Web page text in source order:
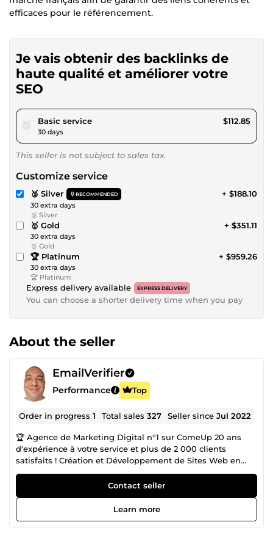
efficaces pour le référencement.
Je vais obtenir des backlinks de
haute qualité et améliorer votre
SEO
Basic servicepour $104.01
30 days
$112.85
This seller is not subject to sales tax.
Customize service
🥈 Silver RECOMMENDED
30 extra days
🥈 Silver
+ $188.10
🥇 Gold
30 extra days
🥇 Gold
+ $351.11
🏆 Platinum
30 extra days
🏆 Platinum
+ $959.26
Express delivery available EXPRESS DELIVERY
You can choose a shorter delivery time when you pay
About the seller
EmailVerifier
Performance Top
Order in progress1 Total sales327 Seller sinceJul 2022
🏆 Agence de Marketing Digital n°1 sur ComeUp 20 ans
d'expérience à votre service et plus de 2 000 clients
satisfaits ! Création et Développement de Sites Web en
CMS ou entièrement codés Sur-Mesure : ✅ Sites Carte de
Visites ✅ Sites Vitrines ✅ Sites E-Commerces ✅ Sites
Communautaires ✅Blogs 🎖️ Certification WIX / Wordpress /
Prestashop / Shopify / Woocommerce / Laravel et Joomla!
Vente de Fichiers Complets avec Emails 100% Valides
Contact seller
Learn more